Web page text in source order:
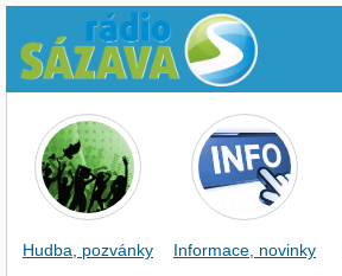
Hudba, pozvánky Informace, novinky